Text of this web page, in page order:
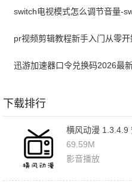
下载排行
横风动漫 1.3.4.9
69.59M
影音播放